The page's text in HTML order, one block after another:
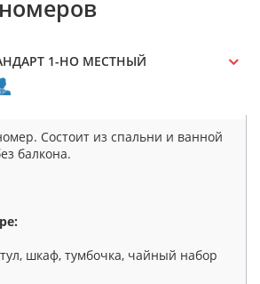
1-НО МЕСТНЫЙ
Состоит из спальни и ванной
балкона.
шкаф, тумбочка, чайный набор